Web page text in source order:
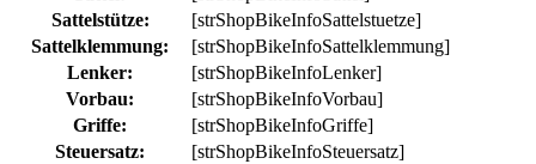
Sattelstütze:
[strShopBikeInfoSattelstuetze]
Sattelklemmung:
[strShopBikeInfoSattelklemmung]
Lenker:
[strShopBikeInfoLenker]
Vorbau:
[strShopBikeInfoVorbau]
Griffe:
[strShopBikeInfoGriffe]
Steuersatz:
[strShopBikeInfoSteuersatz]